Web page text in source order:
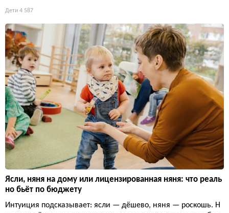
Дети 4 587
Ясли, няня на дому или лицензированная няня: что реаль
но бьёт по бюджету
Интуиция подсказывает: ясли — дёшево, няня — роскошь. Н